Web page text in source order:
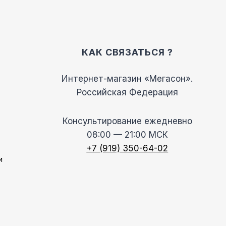
КАК СВЯЗАТЬСЯ ?
Интернет-магазин «Мегасон».
Российская Федерация
Консультирование ежедневно
08:00 — 21:00 МСК
+7 (919) 350-64-02